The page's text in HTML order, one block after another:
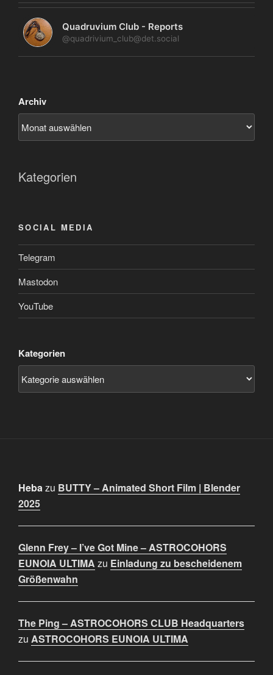
Quadruvium Club - Reports
@quadrivium_club@det.social
Archiv
Kategorien
SOCIAL MEDIA
Telegram
Mastodon
YouTube
Kategorien
Hebazu BUTTY – Animated Short Film | Blender
2025
Glenn Frey – I’ve Got Mine – ASTROCOHORS
EUNOIA ULTIMA zu Einladung zu bescheidenem
Größenwahn
The Ping – ASTROCOHORS CLUB Headquarters
zu ASTROCOHORS EUNOIA ULTIMA